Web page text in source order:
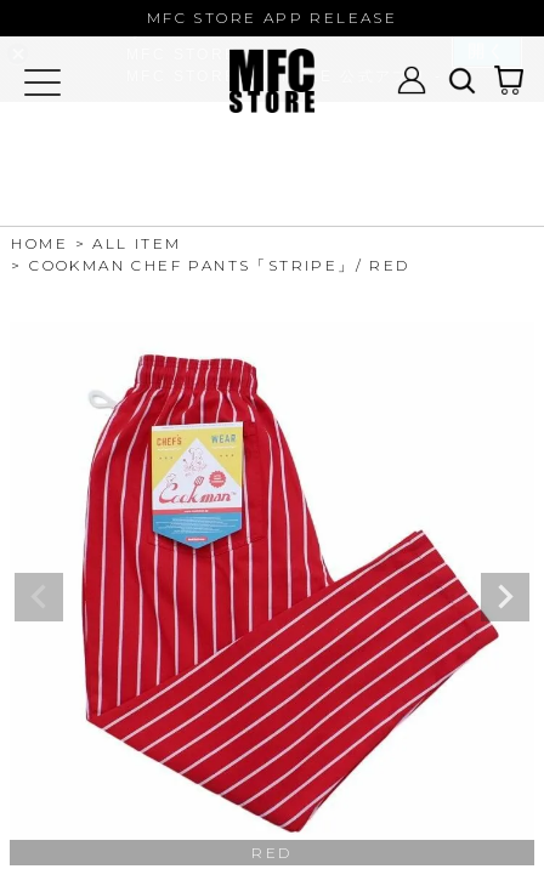
MFC STORE APP RELEASE
HOME
ALL ITEM
COOKMAN CHEF PANTS「STRIPE」/ RED
RED
MFC STORE
MFC STORE/EXAMPLE 公式アプリ -
Google Play